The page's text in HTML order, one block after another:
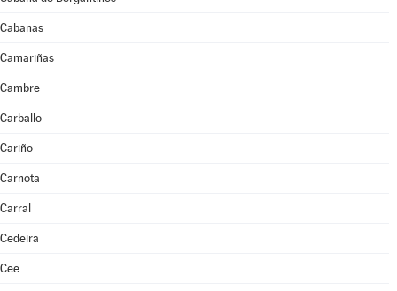
Cabanas
Camariñas
Cambre
Carballo
Cariño
Carnota
Carral
Cedeira
Cee